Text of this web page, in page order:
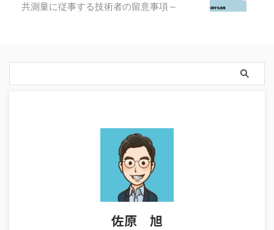
共測量に従事する技術者の留意事項～
佐原 旭